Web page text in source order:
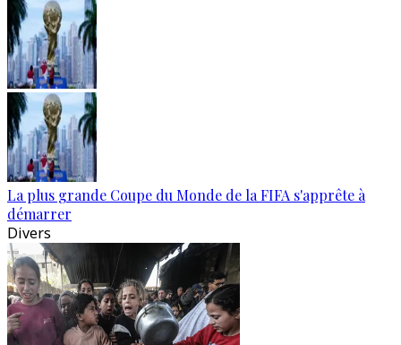
La plus grande Coupe du Monde de la FIFA s'apprête à
démarrer
Divers